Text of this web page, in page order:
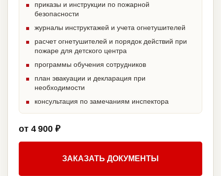
приказы и инструкции по пожарной
безопасности
журналы инструктажей и учета огнетушителей
расчет огнетушителей и порядок действий при
пожаре для детского центра
программы обучения сотрудников
план эвакуации и декларация при
необходимости
консультация по замечаниям инспектора
от 4 900 ₽
ЗАКАЗАТЬ ДОКУМЕНТЫ